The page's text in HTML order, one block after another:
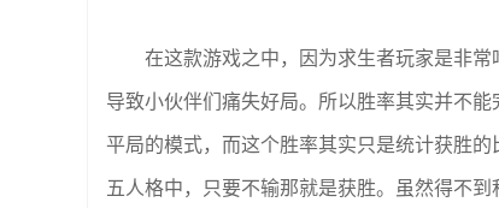
在这款游戏之中，因为求生者玩家是非
导致小伙伴们痛失好局。所以胜率其实并不
平局的模式，而这个胜率其实只是统计获胜
五人格中，只要不输那就是获胜。虽然得不